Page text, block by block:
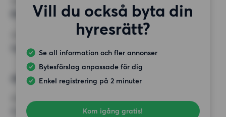
Vill du också byta din
hyresrätt?
Se all information och fler annonser
Bytesförslag anpassade för dig
Enkel registrering på 2 minuter
Kom igång gratis!
Balkong,
ÖVRIGA PREFERENSER
Inga speciella preferenser
Alternativt önskemål
2 rum